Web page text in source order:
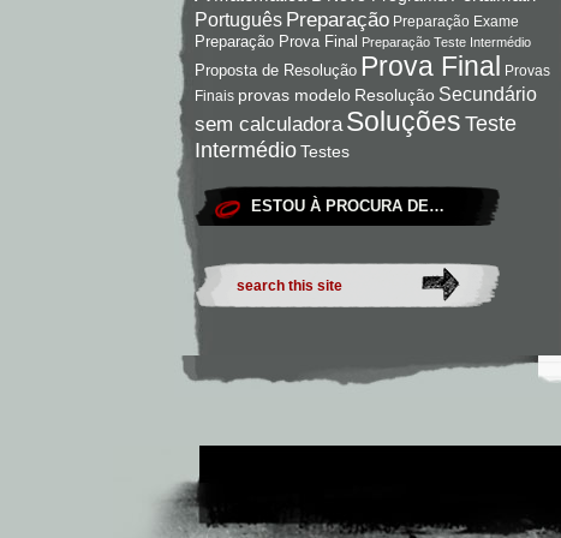
Português Preparação Preparação Exame
Preparação Prova Final Preparação Teste Intermédio
Proposta de Resolução Prova Final Provas
Finais provas modelo Resolução Secundário
sem calculadora Soluções Teste
IntermédioTestes
ESTOU À PROCURA DE…